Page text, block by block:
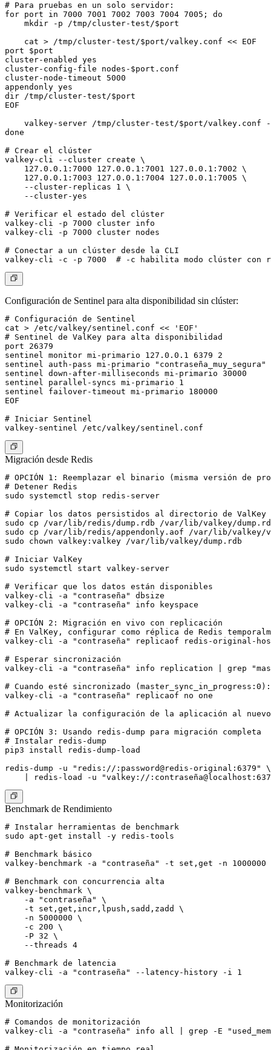
# Para pruebas en un solo servidor:
for port in 7000 7001 7002 7003 7004 7005; do
    mkdir -p /tmp/cluster-test/$port
    cat > /tmp/cluster-test/$port/valkey.conf << EOF
port $port
cluster-enabled yes
cluster-config-file nodes-$port.conf
cluster-node-timeout 5000
appendonly yes
dir /tmp/cluster-test/$port
EOF
valkey-server /tmp/cluster-test/$port/valkey.conf
done
# Crear el clúster
valkey-cli --cluster create \
    127.0.0.1:7000 127.0.0.1:7001 127.0.0.1:7002 \
    127.0.0.1:7003 127.0.0.1:7004 127.0.0.1:7005 \
    --cluster-replicas 1 \
    --cluster-yes
# Verificar el estado del clúster
valkey-cli -p 7000 cluster info
valkey-cli -p 7000 cluster nodes
# Conectar a un clúster desde la CLI
Configuración de Sentinel para alta disponibilidad sin clúster:
# Configuración de Sentinel
cat > /etc/valkey/sentinel.conf << 'EOF'
# Sentinel de ValKey para alta disponibilidad
port 26379
sentinel monitor mi-primario 127.0.0.1 6379 2
sentinel auth-pass mi-primario "contraseña_muy_segura"
sentinel down-after-milliseconds mi-primario 30000
sentinel parallel-syncs mi-primario 1
sentinel failover-timeout mi-primario 180000
EOF
# Iniciar Sentinel
Migración desde Redis
# OPCIÓN 1: Reemplazar el binario (misma versión de
# Detener Redis
sudo systemctl stop redis-server
# Copiar los datos persistidos al directorio de ValKey
sudo cp /var/lib/redis/dump.rdb /var/lib/valkey/
sudo cp /var/lib/redis/appendonly.aof /var/lib/
sudo chown valkey:valkey /var/lib/valkey/dump.rdb
# Iniciar ValKey
sudo systemctl start valkey-server
# Verificar que los datos están disponibles
valkey-cli -a "contraseña" dbsize
valkey-cli -a "contraseña" info keyspace
# OPCIÓN 2: Migración en vivo con replicación
# En ValKey, configurar como réplica de Redis
valkey-cli -a "contraseña" replicaof redis-original-
# Esperar sincronización
valkey-cli -a "contraseña" info replication | grep
# Cuando esté sincronizado (master_sync_in_progress:0):
valkey-cli -a "contraseña" replicaof no one
# Actualizar la configuración de la aplicación al
# OPCIÓN 3: Usando redis-dump para migración completa
# Instalar redis-dump
pip3 install redis-dump-load
redis-dump -u "redis://:password@redis-original:6379" \
Benchmark de Rendimiento
# Instalar herramientas de benchmark
sudo apt-get install -y redis-tools
# Benchmark básico
valkey-benchmark -a "contraseña" -t set,get -n 1000000
# Benchmark con concurrencia alta
valkey-benchmark \
    -a "contraseña" \
    -t set,get,incr,lpush,sadd,zadd \
    -n 5000000 \
    -c 200 \
    -P 32 \
    --threads 4
# Benchmark de latencia
Monitorización
# Comandos de monitorización
valkey-cli -a "contraseña" info all | grep -E